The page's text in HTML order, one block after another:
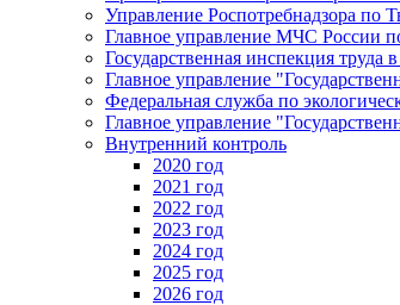
Управление Роспотребнадзора по
Главное управление МЧС России
Государственная инспекция труда
Главное управление
Федеральная служба по
Главное управление
Внутренний контроль
2020 год
2021 год
2022 год
2023 год
2024 год
2025 год
2026 год